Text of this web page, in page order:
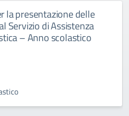
la presentazione delle
Servizio di Assistenza
– Anno scolastico